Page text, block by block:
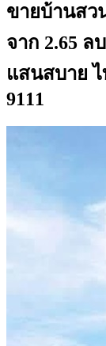
ขายบ้านสว
จาก 2.65
แสนสบาย
9111